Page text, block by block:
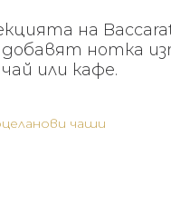
на
добавят нотка
или кафе.
чаши